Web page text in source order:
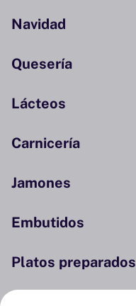
Navidad
Quesería
Lácteos
Carnicería
Jamones
Embutidos
Platos preparados